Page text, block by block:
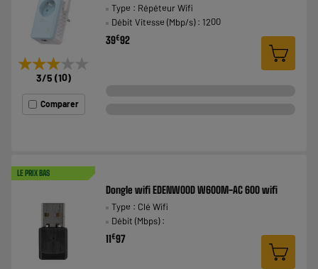
★★★★★
★★★★★
3/5 (10)
Comparer
Type : Répéteur Wifi
Débit Vitesse (Mbp/s) : 1200
39€92
LE PRIX BAS
Dongle wifi EDENWOOD W600M-AC 600 wifi
Type : Clé Wifi
Débit (Mbps) :
11€97